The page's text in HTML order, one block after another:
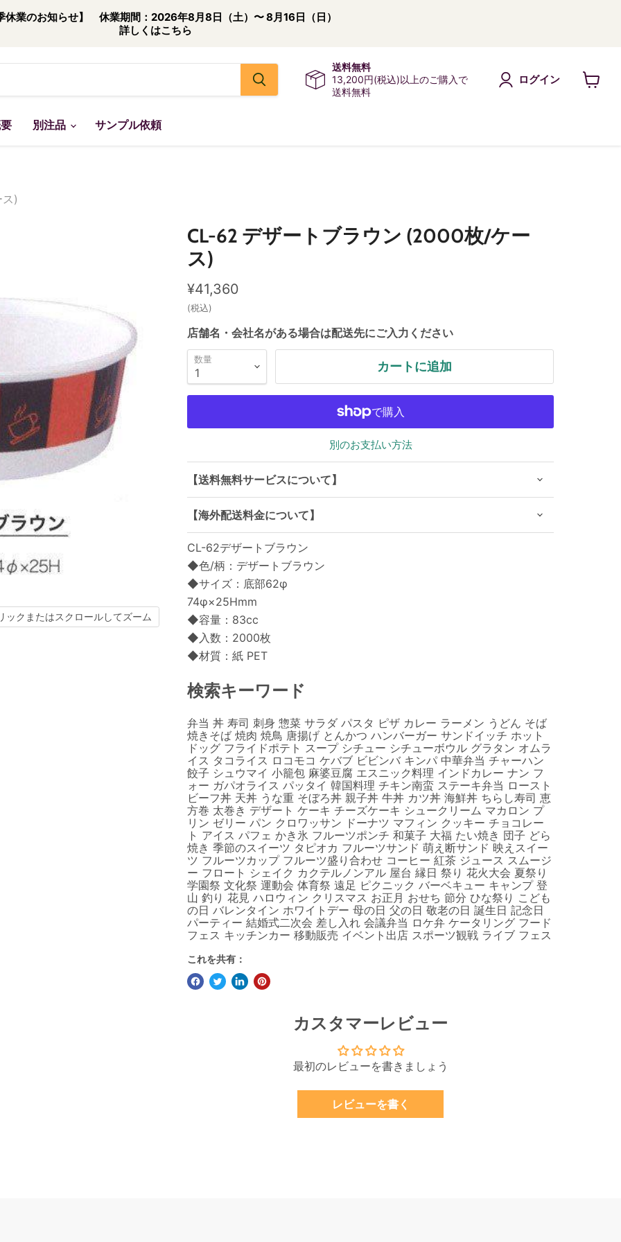
休業のお知らせ】 休業期間：2026年8月8日（土）〜 8月16日（日）
詳しくはこちら
送料無料
13,200円(税込)以上のご購入で
送料無料
ログイン
別注品 サンプル依頼
)
ックまたはスクロールしてズーム
CL-62 デザートブラウン (2000枚/ケー
ス)
現在の価格
¥41,360
(税込)
店舗名・会社名がある場合は配送先にご入力ください
数量 カートに追加
別のお支払い方法
【送料無料サービスについて】
【海外配送料金について】
CL-62デザートブラウン
◆色/柄：デザートブラウン
◆サイズ：底部62φ
74φ×25Hmm
◆容量：83cc
◆入数：2000枚
◆材質：紙 PET
検索キーワード
弁当 丼 寿司 刺身 惣菜 サラダ パスタ ピザ カレー ラーメン うどん そば
焼きそば 焼肉 焼鳥 唐揚げ とんかつ ハンバーガー サンドイッチ ホット
ドッグ フライドポテト スープ シチュー シチューボウル グラタン オムラ
イス タコライス ロコモコ ケバブ ビビンバ キンパ 中華弁当 チャーハン
餃子 シュウマイ 小籠包 麻婆豆腐 エスニック料理 インドカレー ナン フ
ォー ガパオライス パッタイ 韓国料理 チキン南蛮 ステーキ弁当 ロースト
ビーフ丼 天丼 うな重 そぼろ丼 親子丼 牛丼 カツ丼 海鮮丼 ちらし寿司 恵
方巻 太巻き デザート ケーキ チーズケーキ シュークリーム マカロン プ
リン ゼリー パン クロワッサン ドーナツ マフィン クッキー チョコレー
ト アイス パフェ かき氷 フルーツポンチ 和菓子 大福 たい焼き 団子 どら
焼き 季節のスイーツ タピオカ フルーツサンド 萌え断サンド 映えスイー
ツ フルーツカップ フルーツ盛り合わせ コーヒー 紅茶 ジュース スムージ
ー フロート シェイク カクテルノンアル 屋台 縁日 祭り 花火大会 夏祭り
学園祭 文化祭 運動会 体育祭 遠足 ピクニック バーベキュー キャンプ 登
山 釣り 花見 ハロウィン クリスマス お正月 おせち 節分 ひな祭り こども
の日 バレンタイン ホワイトデー 母の日 父の日 敬老の日 誕生日 記念日
パーティー 結婚式二次会 差し入れ 会議弁当 ロケ弁 ケータリング フード
フェス キッチンカー 移動販売 イベント出店 スポーツ観戦 ライブ フェス
これを共有：
カスタマーレビュー
最初のレビューを書きましょう
レビューを書く